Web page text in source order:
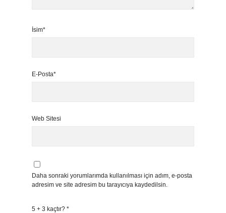
İsim*
E-Posta*
Web Sitesi
Daha sonraki yorumlarımda kullanılması için adım, e-posta
adresim ve site adresim bu tarayıcıya kaydedilsin.
5 + 3 kaçtır? *